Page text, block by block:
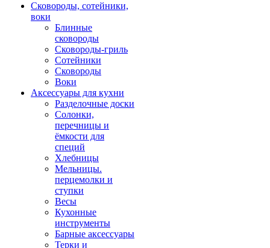
Сковороды, сотейники,
воки
Блинные
сковороды
Сковороды-гриль
Сотейники
Сковороды
Воки
Аксессуары для кухни
Разделочные доски
Солонки,
перечницы и
ёмкости для
специй
Хлебницы
Мельницы.
перцемолки и
ступки
Весы
Кухонные
инструменты
Барные аксессуары
Терки и